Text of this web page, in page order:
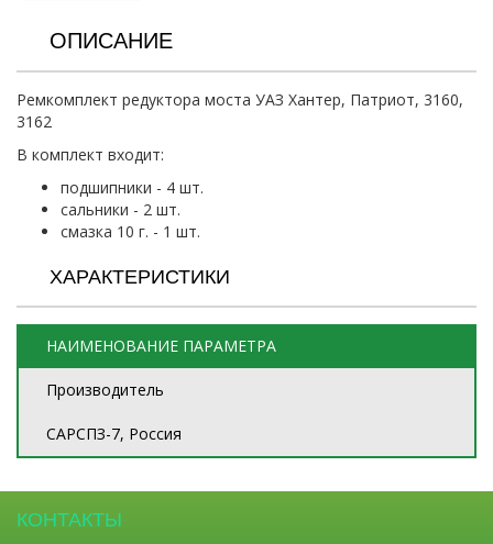
ОПИСАНИЕ
Ремкомплект редуктора моста УАЗ Хантер, Патриот, 3160,
3162
В комплект входит:
подшипники - 4 шт.
сальники - 2 шт.
смазка 10 г. - 1 шт.
ХАРАКТЕРИСТИКИ
НАИМЕНОВАНИЕ ПАРАМЕТРА
Производитель
САРСПЗ-7, Россия
КОНТАКТЫ